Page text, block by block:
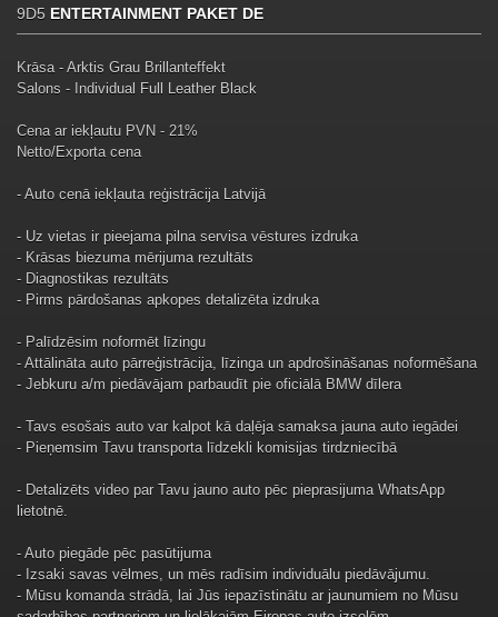
9D5 ENTERTAINMENT PAKET DE
Krāsa - Arktis Grau Brillanteffekt
Salons - Individual Full Leather Black
Cena ar iekļautu PVN - 21%
Netto/Exporta cena
- Auto cenā iekļauta reģistrācija Latvijā
- Uz vietas ir pieejama pilna servisa vēstures izdruka
- Krāsas biezuma mērijuma rezultāts
- Diagnostikas rezultāts
- Pirms pārdošanas apkopes detalizēta izdruka
- Palīdzēsim noformēt līzingu
- Attālināta auto pārreģistrācija, līzinga un apdrošināšanas noformēšana
- Jebkuru a/m piedāvājam parbaudīt pie oficiālā BMW dīlera
- Tavs esošais auto var kalpot kā daļēja samaksa jauna auto iegādei
- Pieņemsim Tavu transporta līdzekli komisijas tirdzniecībā
- Detalizēts video par Tavu jauno auto pēc pieprasijuma WhatsApp
lietotnē.
- Auto piegāde pēc pasūtijuma
- Izsaki savas vēlmes, un mēs radīsim individuālu piedāvājumu.
- Mūsu komanda strādā, lai Jūs iepazīstinātu ar jaunumiem no Mūsu